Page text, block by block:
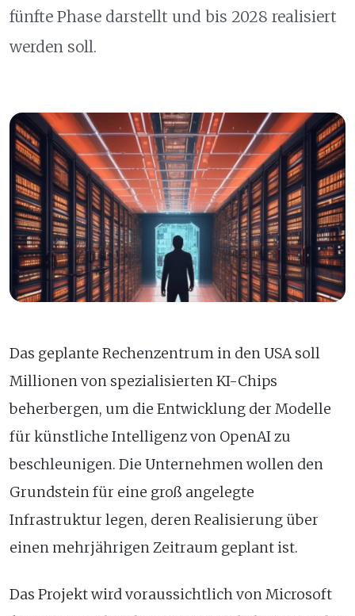
fünfte Phase darstellt und bis 2028 realisiert
werden soll.
Das geplante Rechenzentrum in den USA soll
Millionen von spezialisierten KI-Chips
beherbergen, um die Entwicklung der Modelle
für künstliche Intelligenz von OpenAI zu
beschleunigen. Die Unternehmen wollen den
Grundstein für eine groß angelegte
Infrastruktur legen, deren Realisierung über
einen mehrjährigen Zeitraum geplant ist.
Das Projekt wird voraussichtlich von Microsoft